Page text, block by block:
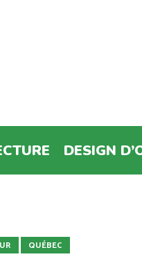
DESIGN
QUÉBEC